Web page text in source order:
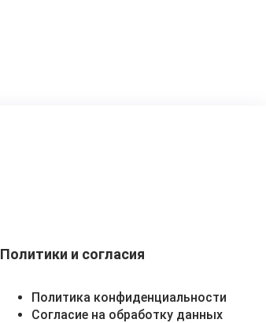
Политики и согласия
Политика конфиденциальности
Согласие на обработку данных